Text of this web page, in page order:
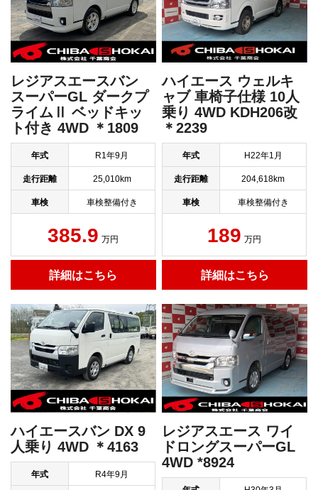
レジアスエースバン
スーパーGL ダークプ
ライムⅡ ベッドキッ
ト付き 4WD ＊1809
年式 R1年9月
走行距離 25,010km
車検 車検整備付き
385.9 万円
詳細はこちら
ハイエース ウェルキ
ャブ 車椅子仕様 10人
乗り 4WD KDH206改
＊2239
年式 H22年1月
走行距離 204,618km
車検 車検整備付き
189 万円
詳細はこちら
ハイエースバン DX 9
人乗り 4WD ＊4163
年式 R4年9月
レジアスエース ワイ
ドロングスーパーGL
4WD *8924